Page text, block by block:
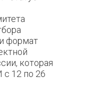
формат
которая
12 по 26